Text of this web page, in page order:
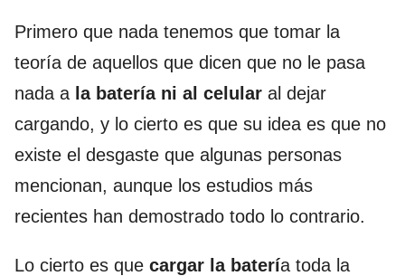
Primero que nada tenemos que tomar la
teoría de aquellos que dicen que no le pasa
nada a la batería ni al celular al dejar
cargando, y lo cierto es que su idea es que no
existe el desgaste que algunas personas
mencionan, aunque los estudios más
recientes han demostrado todo lo contrario.
Lo cierto es que cargar la batería toda la